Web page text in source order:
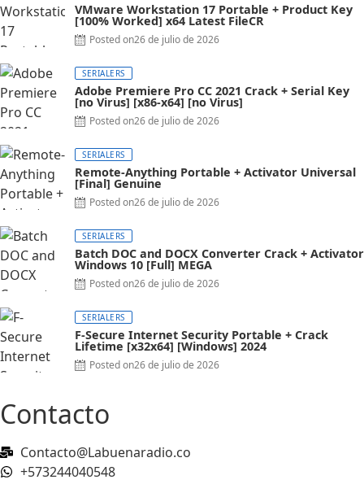
VMware Workstation 17 Portable + Product Key
[100% Worked] x64 Latest FileCR
Posted on26 de julio de 2026
SERIALERS
Adobe Premiere Pro CC 2021 Crack + Serial Key
[no Virus] [x86-x64] [no Virus]
Posted on26 de julio de 2026
SERIALERS
Remote-Anything Portable + Activator Universal
[Final] Genuine
Posted on26 de julio de 2026
SERIALERS
Batch DOC and DOCX Converter Crack + Activator
Windows 10 [Full] MEGA
Posted on26 de julio de 2026
SERIALERS
F-Secure Internet Security Portable + Crack
Lifetime [x32x64] [Windows] 2024
Posted on26 de julio de 2026
Contacto
Contacto@Labuenaradio.co
+573244040548